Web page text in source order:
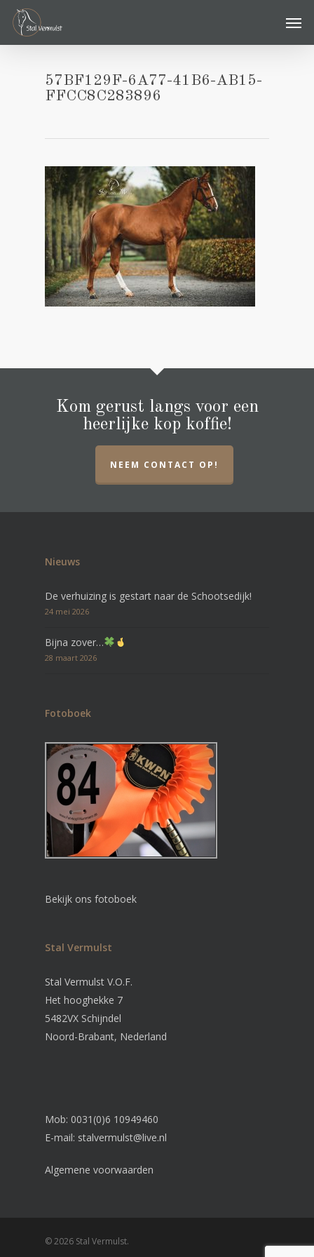
Skip
main
57BF129F-6A77-41B6-AB15-
FFCC8C283896
Kom gerust langs voor een
heerlijke kop koffie!
NEEM CONTACT OP!
Nieuws
De verhuizing is gestart naar de Schootsedijk!
24 mei 2026
Bijna zover…
28 maart 2026
Fotoboek
Bekijk ons fotoboek
Stal Vermulst
Stal Vermulst V.O.F.
Het hooghekke 7
5482VX Schijndel
Noord-Brabant, Nederland
Mob: 0031(0)6 10949460
E-mail: stalvermulst@live.nl
Algemene voorwaarden
© 2026 Stal Vermulst.